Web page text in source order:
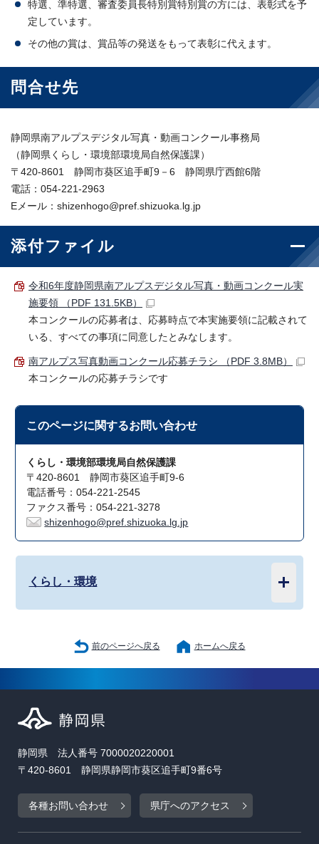
特選、準特選、審査委員長特別賞特別賞の方には、表彰式を予
定しています。
その他の賞は、賞品等の発送をもって表彰に代えます。
問合せ先
静岡県南アルプスデジタル写真・動画コンクール事務局
（静岡県くらし・環境部環境局自然保護課）
〒420-8601 静岡市葵区追手町9－6 静岡県庁西館6階
電話：054-221-2963
Eメール：shizenhogo@pref.shizuoka.lg.jp
添付ファイル
令和6年度静岡県南アルプスデジタル写真・動画コンクール実
施要領 （PDF 131.5KB）
本コンクールの応募者は、応募時点で本実施要領に記載されて
いる、すべての事項に同意したとみなします。
南アルプス写真動画コンクール応募チラシ （PDF 3.8MB）
本コンクールの応募チラシです
このページに関するお問い合わせ
くらし・環境部環境局自然保護課
〒420-8601 静岡市葵区追手町9-6
電話番号：054-221-2545
ファクス番号：054-221-3278
shizenhogo@pref.shizuoka.lg.jp
くらし・環境
前のページへ戻る ホームへ戻る
静岡県 法人番号 7000020220001
〒420-8601 静岡県静岡市葵区追手町9番6号
各種お問い合わせ 県庁へのアクセス